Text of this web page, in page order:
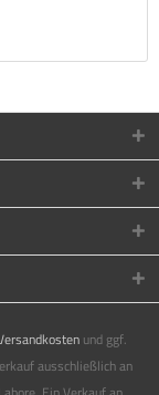
und ggf.
ausschließlich an